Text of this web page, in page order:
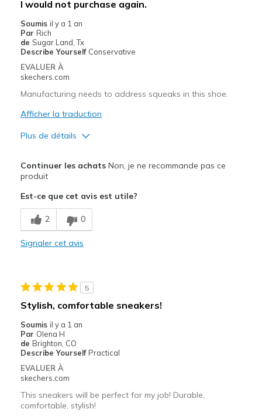
Width
Sizing
View On Shoes
I'm Into Shoes
I would not purchase again.
Soumis il y a 1 an
Par Rich
de Sugar Land, Tx
Describe Yourself Conservative
EVALUER À
skechers.com
Manufacturing needs to address squeaks in this shoe.
Afficher la traduction
Plus de détails
Attractive Design
Stylish
Width
Continuer les achatsNon, je ne recommande pas ce
produit
Est-ce que cet avis est utile?
2 0
Signaler cet avis
5
Stylish, comfortable sneakers!
Soumis il y a 1 an
Par Olena H
de Brighton, CO
Describe Yourself Practical
EVALUER À
skechers.com
This sneakers will be perfect for my job! Durable,
comfortable, stylish!